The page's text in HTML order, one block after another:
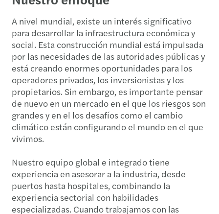
A nivel mundial, existe un interés significativo
para desarrollar la infraestructura económica y
social. Esta construcción mundial está impulsada
por las necesidades de las autoridades públicas y
está creando enormes oportunidades para los
operadores privados, los inversionistas y los
propietarios. Sin embargo, es importante pensar
de nuevo en un mercado en el que los riesgos son
grandes y en el los desafíos como el cambio
climático están configurando el mundo en el que
vivimos.
Nuestro equipo global e integrado tiene
experiencia en asesorar a la industria, desde
puertos hasta hospitales, combinando la
experiencia sectorial con habilidades
especializadas. Cuando trabajamos con las